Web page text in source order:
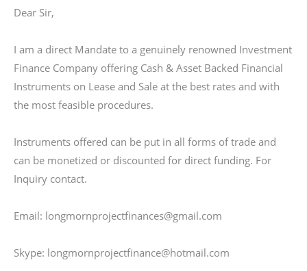
Dear Sir,
I am a direct Mandate to a genuinely renowned Investment
Finance Company offering Cash & Asset Backed Financial
Instruments on Lease and Sale at the best rates and with
the most feasible procedures.
Instruments offered can be put in all forms of trade and
can be monetized or discounted for direct funding. For
Inquiry contact.
Email: longmornprojectfinances@gmail.com
Skype: longmornprojectfinance@hotmail.com